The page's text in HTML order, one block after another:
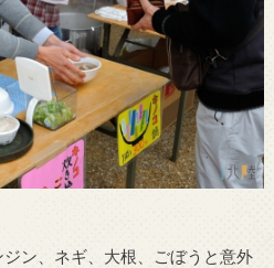
ン、ネギ、大根、ごぼうと意外